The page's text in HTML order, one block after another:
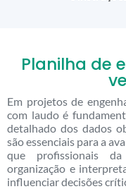
Planilha de
Em projetos de
com laudo é
detalhado dos dados
são essenciais para a
que profissionais
organização e
influenciar decisões